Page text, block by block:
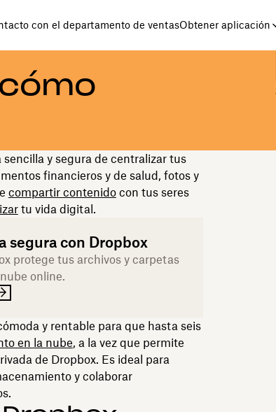
con el departamento de ventasObtener aplicación
y segura de centralizar tus
financieros y de salud, fotos y
compartir contenidocon tus seres
tu vida digital.
segura con Dropbox
protege tus archivos y carpetas
online.
y rentable para que hasta seis
en la nube, a la vez que permite
de Dropbox. Es ideal para
y colaborar